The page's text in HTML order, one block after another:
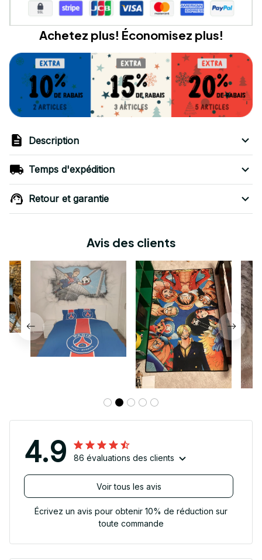
Achetez plus! Économisez plus!
Description
Temps d'expédition
Retour et garantie
Avis des clients
4.9 86 évaluations des clients
Voir tous les avis
Écrivez un avis pour obtenir 10% de réduction sur
toute commande